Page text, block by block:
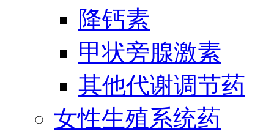
降钙素
甲状旁腺激素
其他代谢调节药
女性生殖系统药